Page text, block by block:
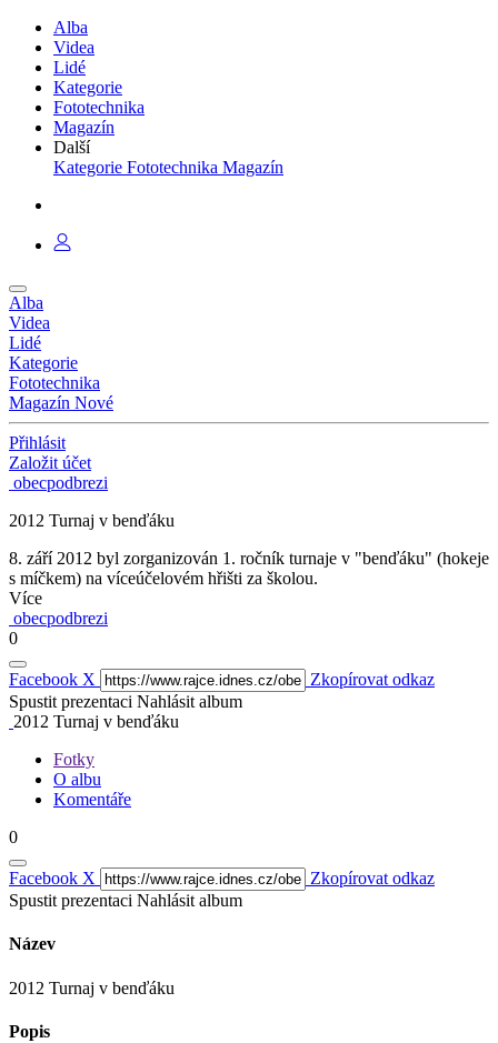
Alba
Videa
Lidé
Kategorie
Fototechnika
Magazín
Další
Kategorie Fototechnika Magazín
Alba
Videa
Lidé
Kategorie
Fototechnika
Magazín Nové
Přihlásit
Založit účet
obecpodbrezi
2012 Turnaj v benďáku
8. září 2012 byl zorganizován 1. ročník turnaje v "benďáku" (hokeje
s míčkem) na víceúčelovém hřišti za školou.
Více
obecpodbrezi
0
Facebook X
Zkopírovat odkaz
Spustit prezentaci Nahlásit album
2012 Turnaj v benďáku
Fotky
O albu
Komentáře
0
Facebook X
Zkopírovat odkaz
Spustit prezentaci Nahlásit album
Název
2012 Turnaj v benďáku
Popis